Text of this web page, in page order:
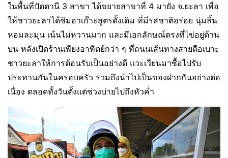
ในพื้นที่ปัตตานี 3 สาขา ได้ขยายสาขาที่ 4 มายัง จ.ยะลา เพื่อ
ให้ชาวยะลาได้ชิมอาเก๊าะสูตรดั้งเดิม ที่มีรสชาติอร่อย นุ่มลิ้น
หอมละมุน เน้นไม่หวานมาก และมีเอกลักษณ์ตรงที่ไข่อยู่ด้าน
บน หลังเปิดร้านเพียงอาทิตย์กว่า ๆ ที่ถนนเส้นทางสายตือเบาะ
ชาวยะลาให้การต้อนรับเป็นอย่างดี แวะเวียนมาซื้อไปรับ
ประทานกันในครอบครัว รวมถึงนำไปเป็นของฝากกันอย่างต่อ
เนื่อง ตลอดทั้งวันตั้งแต่ช่วงบ่ายไปถึงหัวค่ำ